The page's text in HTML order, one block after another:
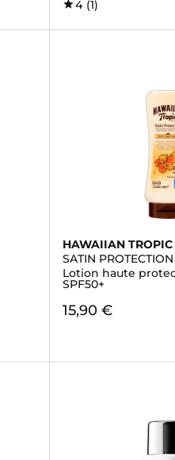
4 (1)
HAWAIIAN TROPIC
SATIN PROTECTION
Lotion haute
SPF50+
15,90 €